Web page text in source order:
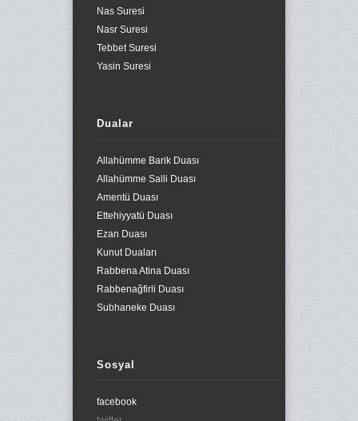
Nas Suresi
Nasr Suresi
Tebbet Suresi
Yasin Suresi
Dualar
Allahümme Barik Duası
Allahümme Salli Duası
Amentü Duası
Ettehiyyatü Duası
Ezan Duası
Kunut Duaları
Rabbena Atina Duası
Rabbenağfirli Duası
Subhaneke Duası
Sosyal
facebook